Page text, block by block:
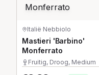
Italië·Nebbiolo
Mastieri 'Barbino'
Monferrato
Fruitig, Droog, Medium